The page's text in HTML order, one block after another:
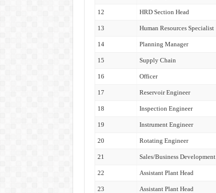
12 HRD Section Head
13 Human Resources Specialist
14 Planning Manager
15 Supply Chain
16 Officer
17 Reservoir Engineer
18 Inspection Engineer
19 Instrument Engineer
20 Rotating Engineer
21 Sales/Business Development
22 Assistant Plant Head
23 Assistant Plant Head